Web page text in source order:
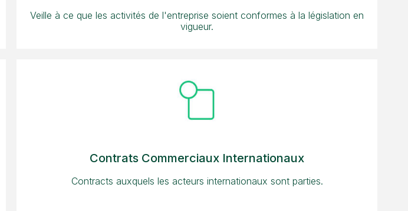
Veille à ce que les activités de l'entreprise soient conformes à la législation en
vigueur.
Contrats Commerciaux Internationaux
Contracts auxquels les acteurs internationaux sont parties.